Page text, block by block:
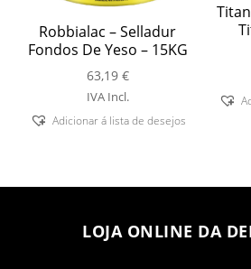
Robbialac – Selladur
Fondos De Yeso – 15KG
63,19 €
IVA Incl.
Adicionar á lista de desejos
LOJA ONLINE DA